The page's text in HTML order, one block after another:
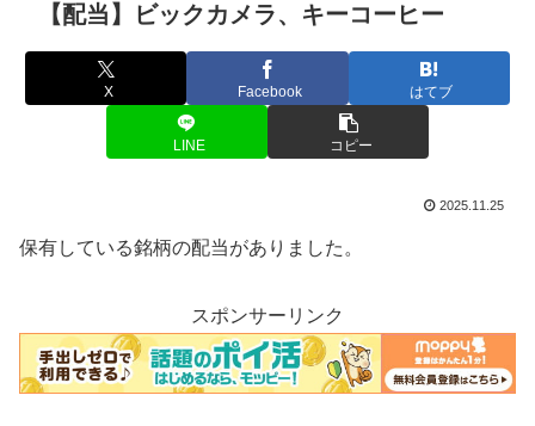
【配当】ビックカメラ、キーコーヒー
X Facebook はてブ
LINE コピー
2025.11.25
保有している銘柄の配当がありました。
スポンサーリンク